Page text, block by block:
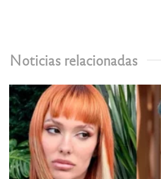
Noticias relacionadas